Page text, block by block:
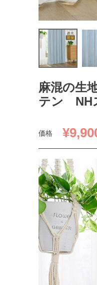
麻混の生
テン NH
価格 ¥
カーテンの仕上
対して1.5倍の
用し、上部を2